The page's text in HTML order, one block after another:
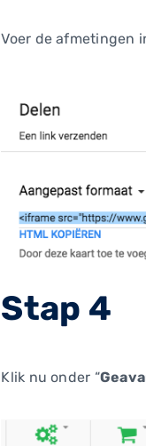
Voer de afmetingen
Stap 4
Klik nu onder “